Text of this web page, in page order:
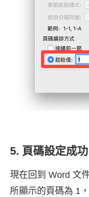
5. 頁碼設定成功
現在回到 Word 文
所顯示的頁碼為 1